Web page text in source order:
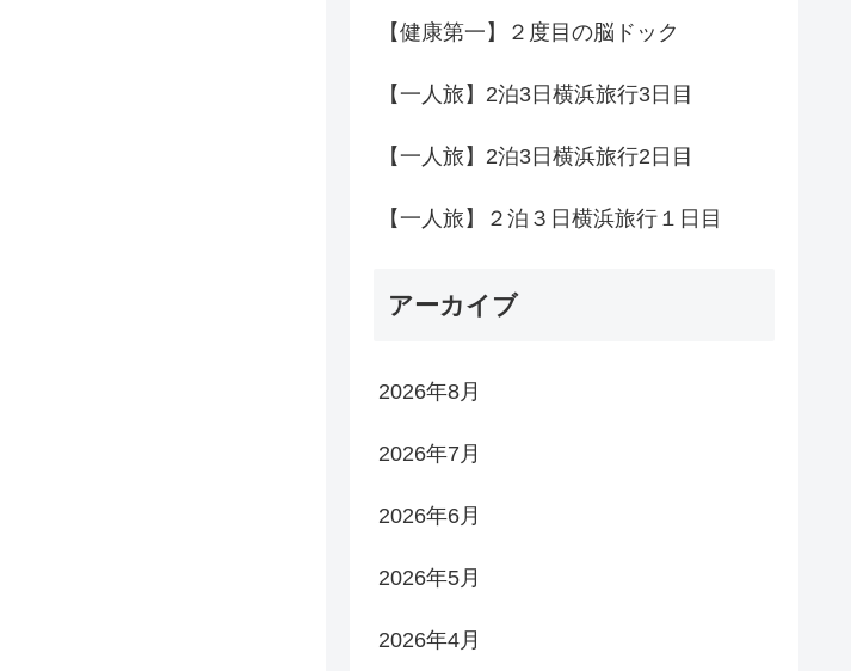
【健康第一】２度目の脳ドック
【一人旅】2泊3日横浜旅行3日目
【一人旅】2泊3日横浜旅行2日目
【一人旅】２泊３日横浜旅行１日目
アーカイブ
2026年8月
2026年7月
2026年6月
2026年5月
2026年4月